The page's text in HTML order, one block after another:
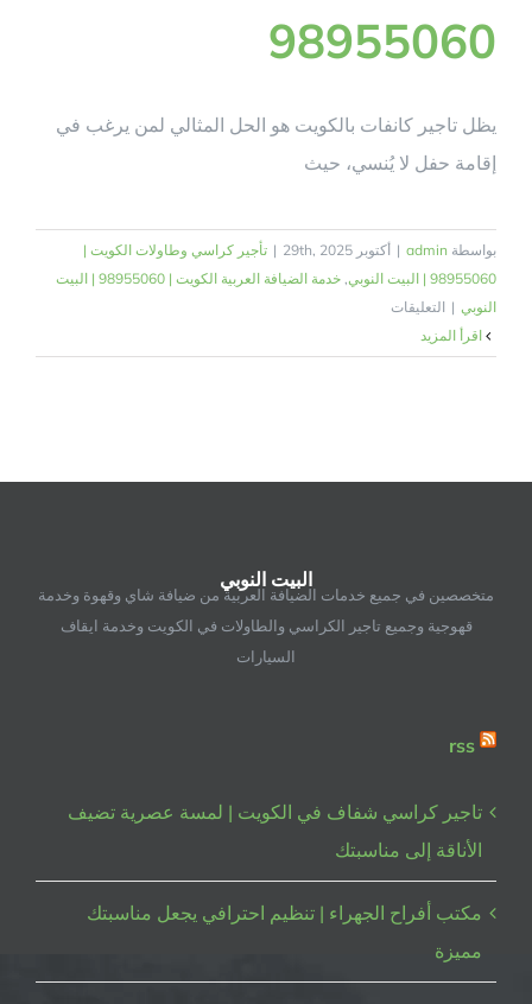
98955060
يظل تاجير كانفات بالكويت هو الحل المثالي لمن يرغب في
إقامة حفل لا يُنسي، حيث
بواسطة admin
| أكتوبر 29th, 2025 | تأجير كراسي وطاولات الكويت |
98955060 | البيت النوبي
,
خدمة الضيافة العربية الكويت | 98955060 | البيت
النوبي | التعليقات
كنفات
98955060
البيت النوبي
متخصصين في جميع خدمات الضيافة العربية من ضيافة شاي وقهوة وخدمة
قهوجية وجميع تاجير الكراسي والطاولات في الكويت وخدمة ايقاف
السيارات
rss
تاجير كراسي شفاف في الكويت | لمسة عصرية تضيف
الأناقة إلى مناسبتك
مكتب أفراح الجهراء | تنظيم احترافي يجعل مناسبتك
مميزة